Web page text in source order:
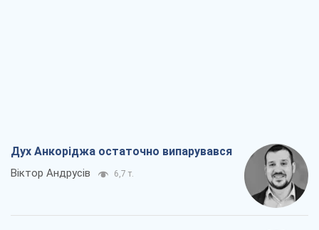
Дух Анкоріджа остаточно випарувався
Віктор Андрусів 6,7 т.